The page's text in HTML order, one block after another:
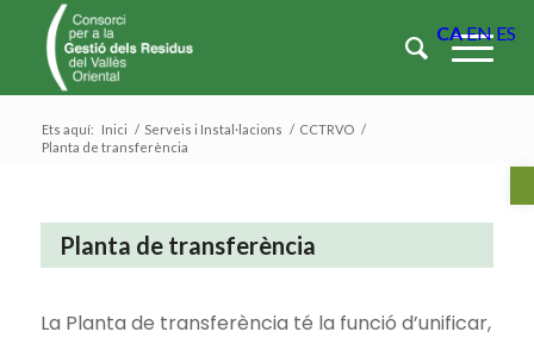
Ets aquí: Inici / Serveis i Instal·lacions / CCTRVO /
Planta de transferència
Planta de transferència
La Planta de transferència té la funció d’unificar,
CAEN ES